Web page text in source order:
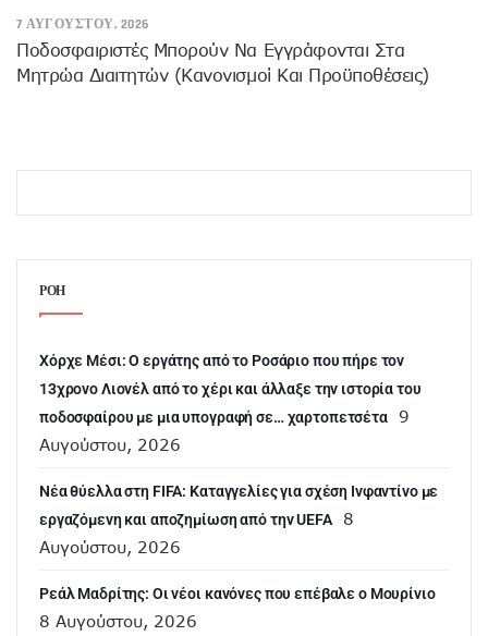
7 ΑΥΓΟΎΣΤΟΥ, 2026
Ποδοσφαιριστές Μπορούν Να Εγγράφονται Στα
Μητρώα Διαιτητών (κανονισμοί Και Προϋποθέσεις)
ΡΟΗ
Χόρχε Μέσι: Ο εργάτης από το Ροσάριο που πήρε τον
13χρονο Λιονέλ από το χέρι και άλλαξε την ιστορία του
ποδοσφαίρου με μια υπογραφή σε… χαρτοπετσέτα
9
Αυγούστου, 2026
Νέα θύελλα στη FIFA: Καταγγελίες για σχέση Ινφαντίνο με
εργαζόμενη και αποζημίωση από την UEFA
8
Αυγούστου, 2026
Ρεάλ Μαδρίτης: Οι νέοι κανόνες που επέβαλε ο Μουρίνιο
8 Αυγούστου, 2026